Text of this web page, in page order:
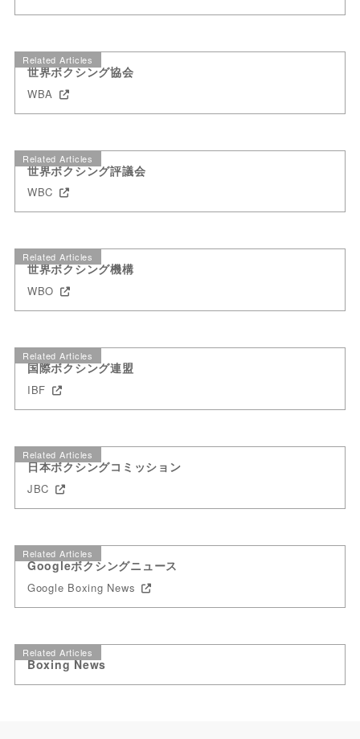
Related Articles
世界ボクシング協会
WBA
Related Articles
世界ボクシング評議会
WBC
Related Articles
世界ボクシング機構
WBO
Related Articles
国際ボクシング連盟
IBF
Related Articles
日本ボクシングコミッション
JBC
Related Articles
Googleボクシングニュース
Google Boxing News
Related Articles
Boxing News